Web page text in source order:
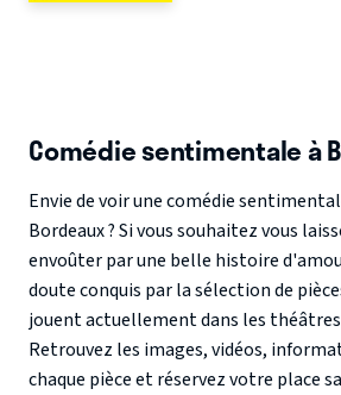
Comédie sentimentale à
Envie de voir une comédie
Bordeaux ? Si vous souhaitez vous
envoûter par une belle histoire
doute conquis par la sélection de
jouent actuellement dans les
Retrouvez les images, vidéos,
chaque pièce et réservez votre place